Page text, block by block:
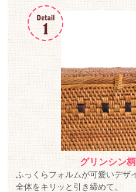
グリンシン
ふっくらフォルムが可愛いデザ
全体をキリッと引き締めて。